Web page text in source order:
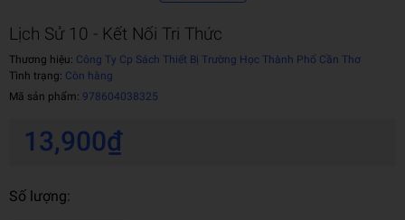
Lịch Sử 10 - Kết Nối Tri Thức
Thương hiệu: Công Ty Cp Sách Thiết Bị Trường Học Thành Phố Cần Thơ
Tình trạng: Còn hàng
Mã sản phẩm: 978604038325
13,900₫
Số lượng: